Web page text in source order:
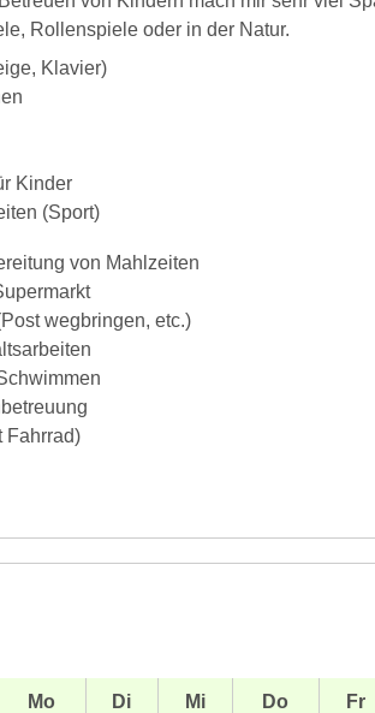
Rollenspiele oder in der Natur.
Klavier)
Kinder
(Sport)
von Mahlzeiten
wegbringen, etc.)
Fahrrad)
Mo Di Mi Do Fr